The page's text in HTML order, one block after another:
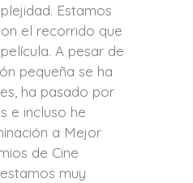
Estamos
el recorrido que
A pesar de
pequeña se ha
ha pasado por
e incluso he
a Mejor
de Cine
muy